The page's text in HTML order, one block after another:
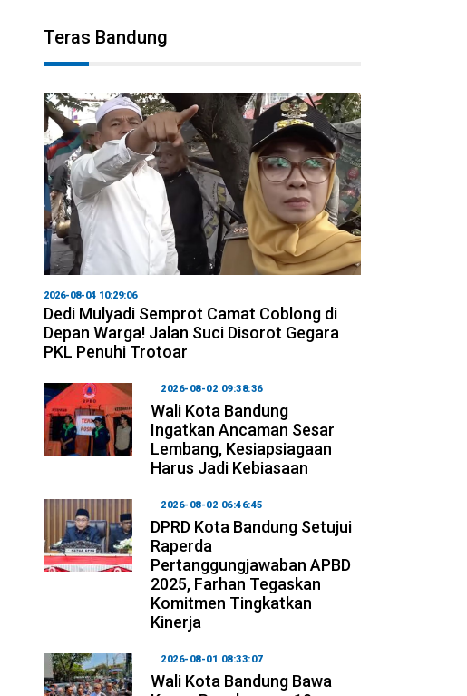
Teras Bandung
2026-08-04 10:29:06
Dedi Mulyadi Semprot Camat Coblong di
Depan Warga! Jalan Suci Disorot Gegara
PKL Penuhi Trotoar
2026-08-02 09:38:36
Wali Kota Bandung
Ingatkan Ancaman Sesar
Lembang, Kesiapsiagaan
Harus Jadi Kebiasaan
2026-08-02 06:46:45
DPRD Kota Bandung Setujui
Raperda
Pertanggungjawaban APBD
2025, Farhan Tegaskan
Komitmen Tingkatkan
Kinerja
2026-08-01 08:33:07
Wali Kota Bandung Bawa